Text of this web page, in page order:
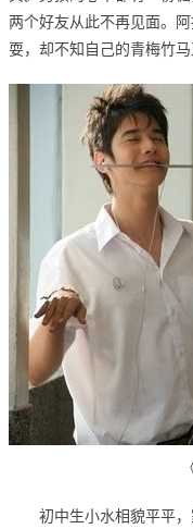
两个好友从此不再见面。
耍，却不知自己的青梅竹
初中生小水相貌平平